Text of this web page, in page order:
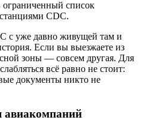
ограниченный список
CDC.
с уже давно живущей там и
Если вы выезжаете из
зоны — совсем другая. Для
всё равно не стоит:
документы никто не
авиакомпаний